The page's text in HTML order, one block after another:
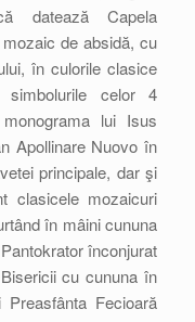
datează Capela
de absidă, cu
în culorile clasice
celor 4
lui Isus
Apollinare Nuovo în
principale, dar şi
clasicele mozaicuri
în mâini cununa
înconjurat
cu cununa în
Fecioară